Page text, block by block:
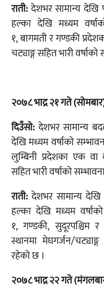
राती:देशभर सामान्य देखि
हल्का देखि मध्यम
१, बागमती र गण्डकी
चट्याङ्ग सहित भारी
२०७८ भाद्र २१गते
दिउँसो:देशभर सामान्य
देखि मध्यम वर्षाको
लुम्बिनी प्रदेशका एक वा
सहित भारी वर्षाको
राती:देशभर सामान्य
हल्का देखि मध्यम
१, गण्डकी, सुदूरपश्चिम
स्थानमा मेघगर्जन/
रहेको छ ।
२०७८ भाद्र २२गते